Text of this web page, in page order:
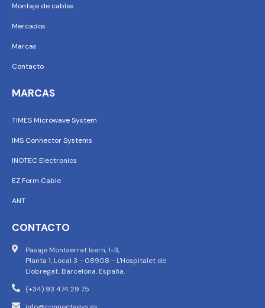
Montaje de cables
Mercados
Marcas
Contacto
MARCAS
TIMES Microwave System
IMS Connector Systems
INOTEC Electronics
EZ Form Cable
ANT
CONTACTO
Pasaje Montserrat Isern, 1-3,
Planta 1, Local 3 - 08908 - L'Hospitalet de
Llobregat, Barcelona, España.
(+34) 93 474 29 75